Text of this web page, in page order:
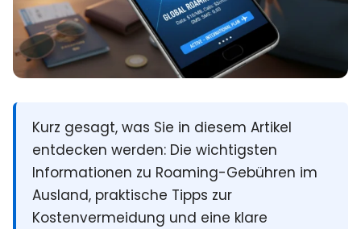
Kurz gesagt, was Sie in diesem Artikel
entdecken werden: Die wichtigsten
Informationen zu Roaming-Gebühren im
Ausland, praktische Tipps zur
Kostenvermeidung und eine klare